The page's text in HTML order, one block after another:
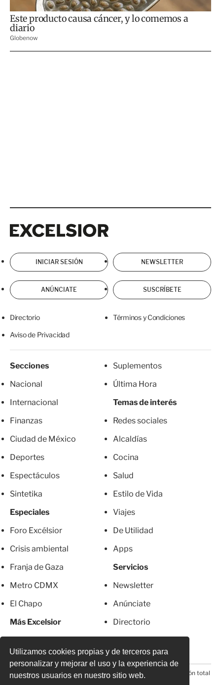
Utilizamos cookies propias y de terceros para
personalizar y mejorar el uso y la experiencia de
nuestros usuarios en nuestro sitio web.
INICIAR SESIÓN NEWSLETTER
ANÚNCIATE SUSCRÍBETE
Directorio Términos y Condiciones
Aviso de Privacidad
Secciones
Nacional
Internacional
Finanzas
Ciudad de México
Deportes
Espectáculos
Sintetika
Especiales
Foro Excélsior
Crisis ambiental
Franja de Gaza
Metro CDMX
El Chapo
Más Excelsior
Suplementos
Última Hora
Temas de interés
Redes sociales
Alcaldías
Cocina
Salud
Estilo de Vida
Viajes
De Utilidad
Apps
Servicios
Newsletter
Anúnciate
Directorio
© 2026 Todos los derechos reservados. Prohibida la reproducción total
o parcial, incluyendo cualquier medio electrónico*